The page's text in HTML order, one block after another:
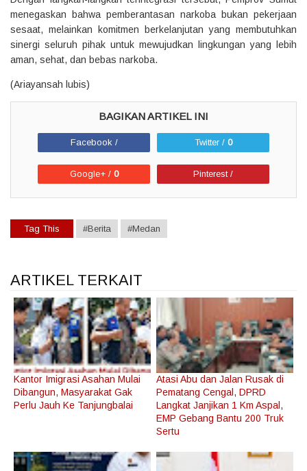
menegaskan bahwa pemberantasan narkoba bukan pekerjaan
sesaat, melainkan komitmen berkelanjutan yang membutuhkan
sinergi seluruh pihak untuk mewujudkan lingkungan yang lebih
aman, sehat, dan bebas narkoba.
(Ariayansah lubis)
Facebook / Twitter / 0
Google+ / 0 Pinterest /
Tag This #Berita #Medan
ARTIKEL TERKAIT
Kantor Imigrasi Asahan Mulai
Dibangun, Masyarakat Gak
Perlu Jauh Ke Tanjungbalai
Atasi Abu dan Jalan Rusak di
Pematang Cengal, DPRD
Langkat Janjikan 1 Km Aspal,
EMP Gebang Bantu 200 Truk
Sertu